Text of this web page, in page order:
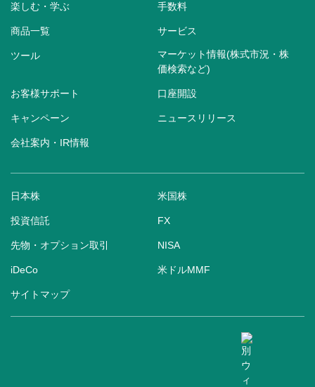
楽しむ・学ぶ 手数料
商品一覧 サービス
ツール
マーケット情報(株式市況・株
価検索など)
お客様サポート 口座開設
キャンペーン ニュースリリース
会社案内・IR情報
日本株 米国株
投資信託 FX
先物・オプション取引 NISA
iDeCo 米ドルMMF
サイトマップ